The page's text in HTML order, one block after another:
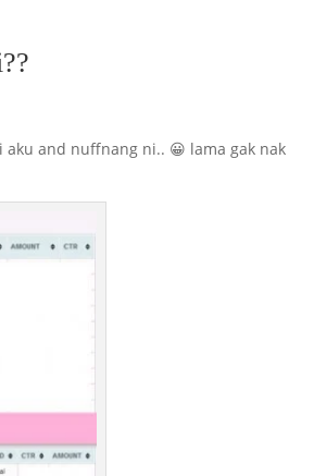
and nuffnang ni.. 😀 lama gak nak